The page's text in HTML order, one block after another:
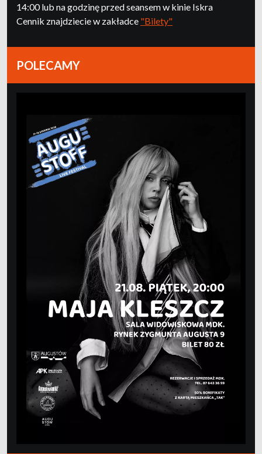
14:00 lub na godzinę przed seansem w kinie Iskra
Cennik znajdziecie w zakładce "Bilety"
POLECAMY